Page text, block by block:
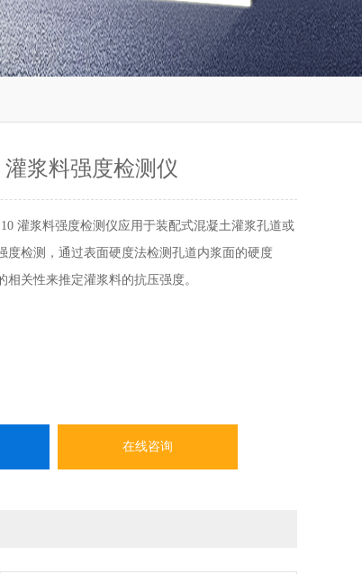
浆料强度检测仪
灌浆料强度检测仪应用于装配式混凝土灌浆孔道或
度检测，通过表面硬度法检测孔道内浆面的硬度
相关性来推定灌浆料的抗压强度。
在线咨询